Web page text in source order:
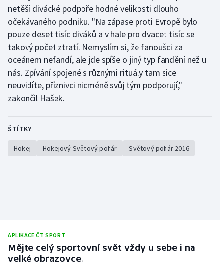
netěší divácké podpoře hodné velikosti dlouho
očekávaného podniku. "Na zápase proti Evropě bylo
pouze deset tisíc diváků a v hale pro dvacet tisíc se
takový počet ztratí. Nemyslím si, že fanoušci za
oceánem nefandí, ale jde spíše o jiný typ fandění než u
nás. Zpívání spojené s různými rituály tam sice
neuvidíte, příznivci nicméně svůj tým podporují,"
zakončil Hašek.
ŠTÍTKY
Hokej Hokejový Světový pohár Světový pohár 2016
APLIKACE ČT SPORT
Mějte celý sportovní svět vždy u sebe i na
velké obrazovce.